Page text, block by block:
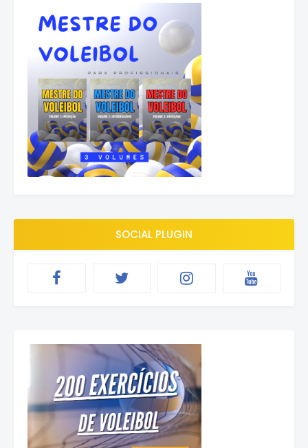
SOCIAL PLUGIN